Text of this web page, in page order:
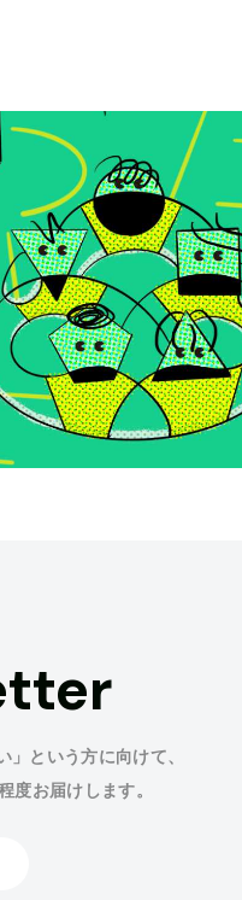
」という方に向けて、
度お届けします。